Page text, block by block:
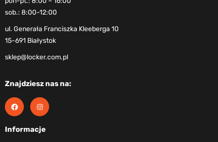
sob.: 8:00-12:00
ul. Generała Franciszka Kleeberga 10
15-691 Białystok
sklep@locker.com.pl
Znajdziesz nas na:
Informacje